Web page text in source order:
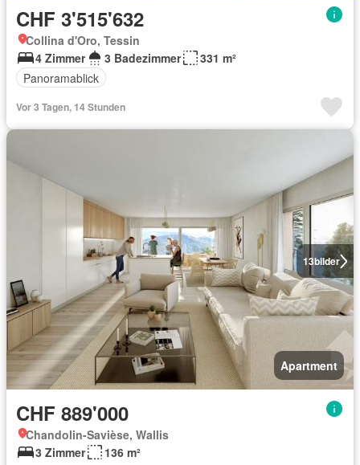
CHF 3'515'632
Collina d'Oro, Tessin
4 Zimmer
3 Badezimmer
331 m²
Panoramablick
Vor 3 Tagen, 14 Stunden
13bilder
Apartment
CHF 889'000
Chandolin-Savièse, Wallis
3 Zimmer
136 m²